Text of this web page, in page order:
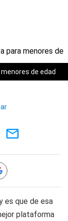
de edad
es que de esa
plataforma